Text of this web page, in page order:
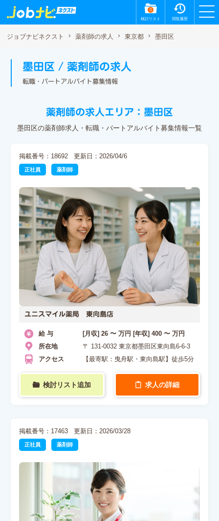
0
検討リスト 閲覧履歴
ジョブナビネクスト 薬剤師の求人 東京都 墨田区
墨田区 / 薬剤師の求人
転職・パートアルバイト募集情報
薬剤師の求人エリア：墨田区
墨田区の薬剤師求人・転職・パートアルバイト募集情報一覧
掲載番号：18692 更新日：2026/04/6
正社員 薬剤師
ユニスマイル薬局 東向島店
給 与
[月収] 26 〜 万円 [年収] 400 〜 万円
所在地
〒 131-0032 東京都墨田区東向島6-6-3
アクセス
【最寄駅：曳舟駅・東向島駅】徒歩5分
検討リスト追加 求人の詳細
掲載番号：17463 更新日：2026/03/28
正社員 薬剤師